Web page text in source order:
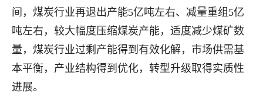
间，煤炭行业再退出产能5亿吨左右、减量重组5亿
吨左右，较大幅度压缩煤炭产能，适度减少煤矿数
量，煤炭行业过剩产能得到有效化解，市场供需基
本平衡，产业结构得到优化，转型升级取得实质性
进展。